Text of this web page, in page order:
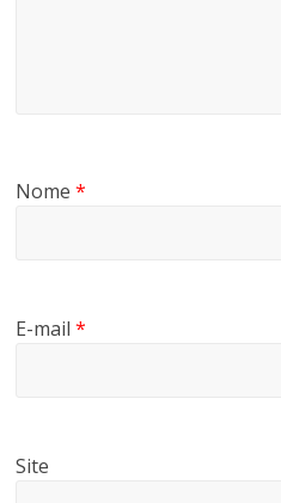
Nome*
E-mail*
Site